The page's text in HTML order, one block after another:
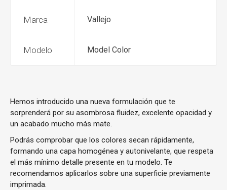
Marca Vallejo
Modelo Model Color
Hemos introducido una nueva formulación que te
sorprenderá por su asombrosa fluidez, excelente opacidad y
un acabado mucho más mate.
Podrás comprobar que los colores secan rápidamente,
formando una capa homogénea y autonivelante, que respeta
el más mínimo detalle presente en tu modelo. Te
recomendamos aplicarlos sobre una superficie previamente
imprimada.